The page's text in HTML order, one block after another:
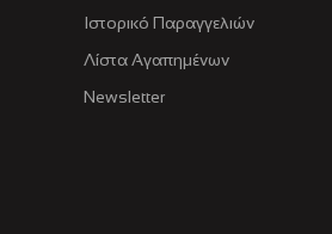
Ιστορικό Παραγγελιών
Λίστα Αγαπημένων
Newsletter